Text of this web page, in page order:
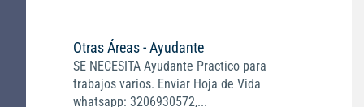
Otras Áreas - Ayudante
SE NECESITA Ayudante Practico para
trabajos varios. Enviar Hoja de Vida
whatsapp: 3206930572,...